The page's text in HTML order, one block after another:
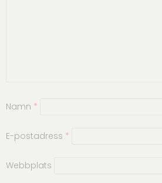
Namn *
E-postadress *
Webbplats